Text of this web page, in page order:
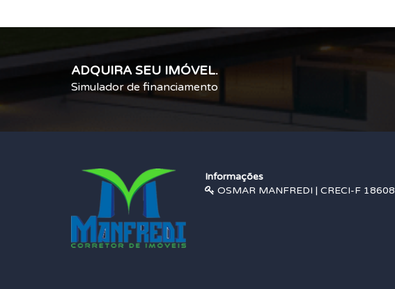
ADQUIRA SEU IMÓVEL.
Simulador de financiamento
Informações
OSMAR MANFREDI | CRECI-F 18608